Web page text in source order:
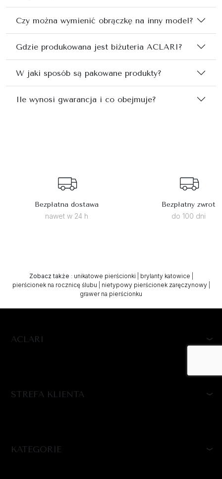
Czy można wymienić obrączkę na inny model?
Gdzie produkowana jest biżuteria ACLARI?
W jaki sposób są pakowane produkty?
Ile wynosi gwarancja i co obejmuje?
Bezpłatna dostawa
nawet w 24 h
Bezpłatny zwrot
do 100 dni
Zobacz także : unikatowe pierścionki brylanty katowice
pierścionek na rocznicę ślubu
nietypowy pierścionek zaręczynowy|
grawer na pierścionku
ACLARI
STREFA KLIENTA
KATEGORIE